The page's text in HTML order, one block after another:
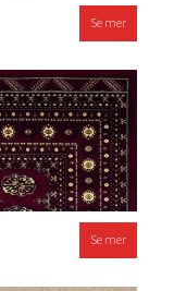
Se mer
Se mer